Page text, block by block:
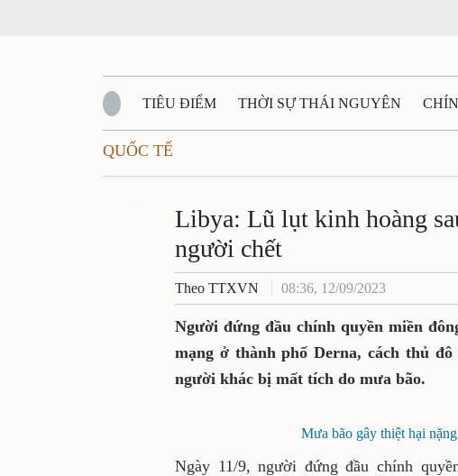
TIÊU ĐIỂM THỜI SỰ THÁI NGUYÊN
QUỐC PHÒNG - AN NINH
QUÊ HƯƠNG - ĐẤT NƯỚC QUỐC TẾ TÀI
VĂN BẢN, CHÍNH SÁCH MỚI
QUỐC TẾ
Libya: Lũ lụt kinh hoàng
người chết
Theo TTXVN 08:36, 12/09/2023
Người đứng đầu chính quyền miền
mạng ở thành phố Derna, cách thủ
người khác bị mất tích do mưa bão.
Mưa bão gây thiệt hại
Ngày 11/9, người đứng đầu chính